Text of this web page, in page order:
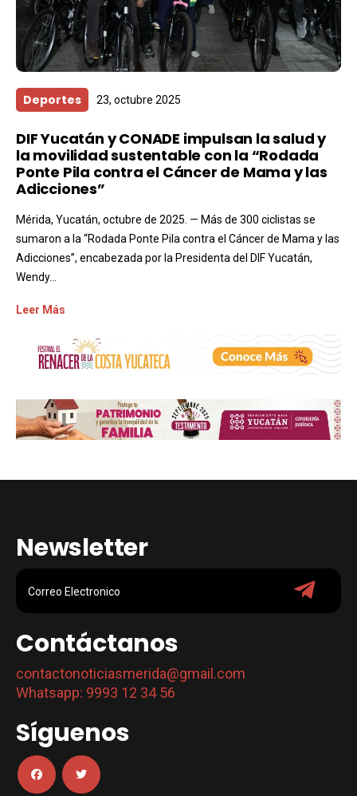
Deportes 23, octubre 2025
DIF Yucatán y CONADE impulsan la salud y
la movilidad sustentable con la “Rodada
Ponte Pila contra el Cáncer de Mama y las
Adicciones”
Mérida, Yucatán, octubre de 2025. — Más de 300 ciclistas se
sumaron a la “Rodada Ponte Pila contra el Cáncer de Mama y las
Adicciones”, encabezada por la Presidenta del DIF Yucatán,
Wendy...
Leer Más
Newsletter
Contáctanos
contactonoticiasmerida@gmail.com
Whatsapp: 9993 12 34 56
Síguenos